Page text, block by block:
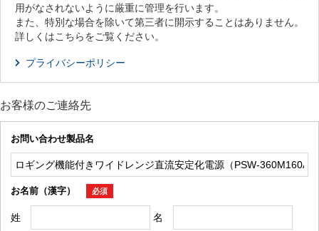
用がなされないように厳重に管理を行います。
また、特別な場合を除いて第三者に開示することはありません。
詳しくはこちらをご覧ください。
プライバシーポリシー
お客様のご連絡先
お問い合わせ製品名
お名前（漢字） 必須
姓 名